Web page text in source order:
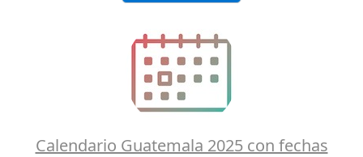
Calendario Guatemala 2025 con fechas